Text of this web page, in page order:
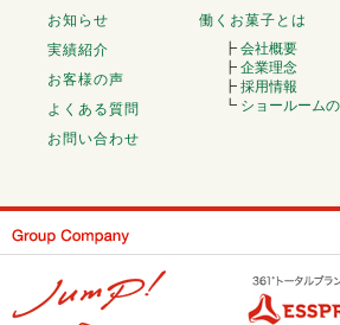
お知らせ
実績紹介
お客様の声
よくある質問
お問い合わせ
働くお菓子とは
┣ 会社概要
┣ 企業理念
┣ 採用情報
┗ ショールーム